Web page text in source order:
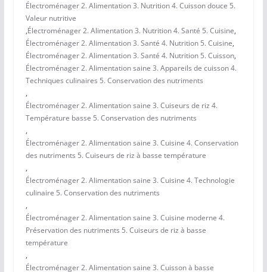
Électroménager 2. Alimentation 3. Nutrition 4. Cuisson douce 5.
Valeur nutritive
,Électroménager 2. Alimentation 3. Nutrition 4. Santé 5. Cuisine,
Électroménager 2. Alimentation 3. Santé 4. Nutrition 5. Cuisine,
Électroménager 2. Alimentation 3. Santé 4. Nutrition 5. Cuisson,
Électroménager 2. Alimentation saine 3. Appareils de cuisson 4.
Techniques culinaires 5. Conservation des nutriments
,
Électroménager 2. Alimentation saine 3. Cuiseurs de riz 4.
Température basse 5. Conservation des nutriments
,
Électroménager 2. Alimentation saine 3. Cuisine 4. Conservation
des nutriments 5. Cuiseurs de riz à basse température
,
Électroménager 2. Alimentation saine 3. Cuisine 4. Technologie
culinaire 5. Conservation des nutriments
,
Électroménager 2. Alimentation saine 3. Cuisine moderne 4.
Préservation des nutriments 5. Cuiseurs de riz à basse
température
,
Électroménager 2. Alimentation saine 3. Cuisson à basse